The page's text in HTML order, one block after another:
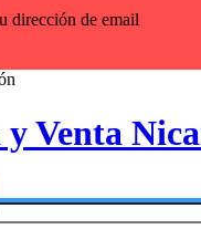
dirección de email